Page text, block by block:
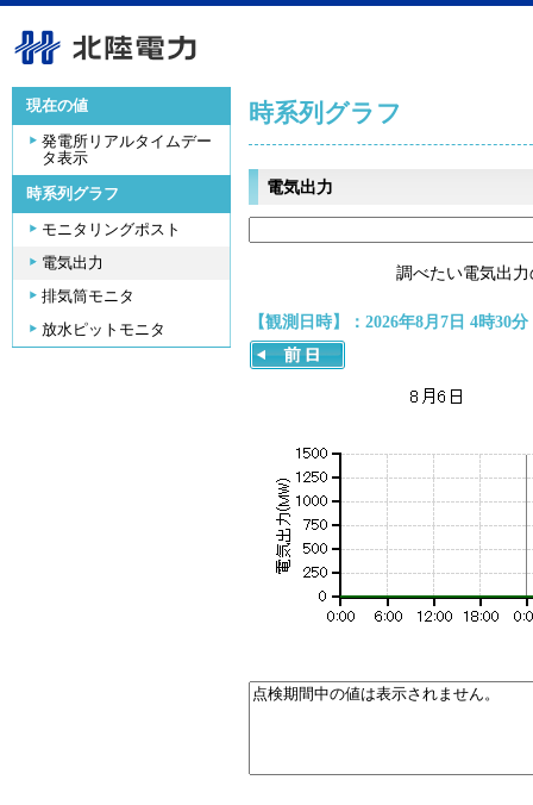
現在の値
発電所リアルタイムデー
タ表示
時系列グラフ
モニタリングポスト
電気出力
排気筒モニタ
放水ピットモニタ
時系列グラフ
電気出力
調べたい電気出
【観測日時】：2026年8月7日 4時30分